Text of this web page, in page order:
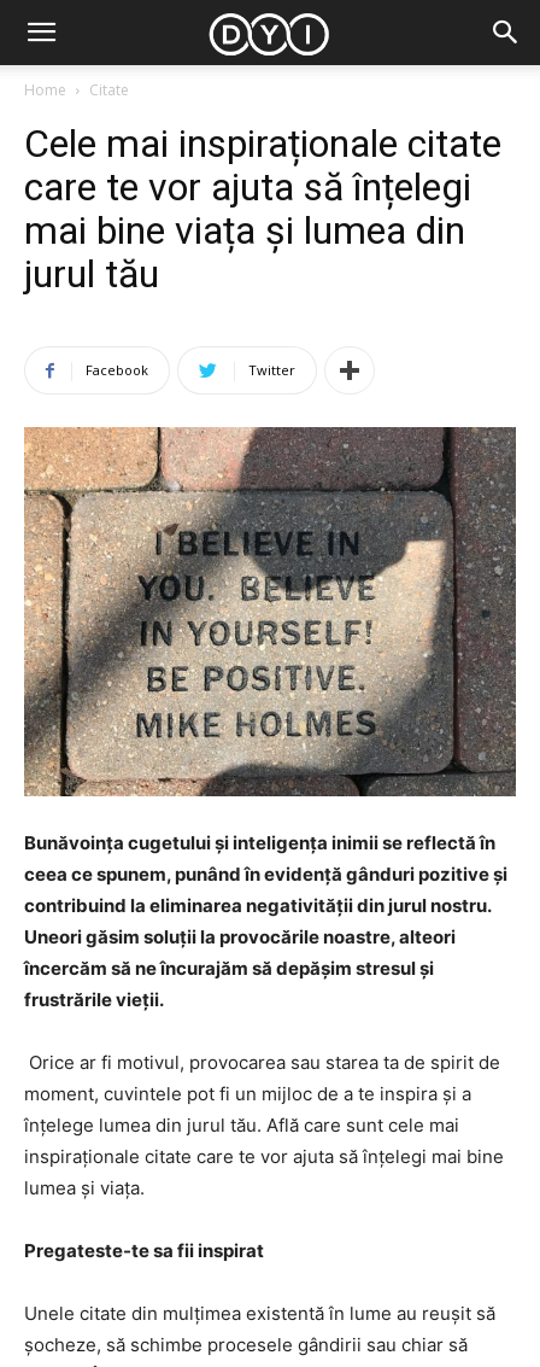
Home Citate
Cele mai inspiraționale citate
care te vor ajuta să înțelegi
mai bine viața și lumea din
jurul tău
Facebook Twitter
Bunăvoința cugetului și inteligența inimii se reflectă în
ceea ce spunem, punând în evidență gânduri pozitive și
contribuind la eliminarea negativității din jurul nostru.
Uneori găsim soluții la provocările noastre, alteori
încercăm să ne încurajăm să depășim stresul și
frustrările vieții.
Orice ar fi motivul, provocarea sau starea ta de spirit de
moment, cuvintele pot fi un mijloc de a te inspira și a
înțelege lumea din jurul tău. Află care sunt cele mai
inspiraționale citate care te vor ajuta să înțelegi mai bine
lumea și viața.
Pregateste-te sa fii inspirat
Unele citate din mulțimea existentă în lume au reușit să
șocheze, să schimbe procesele gândirii sau chiar să